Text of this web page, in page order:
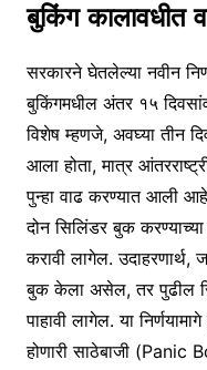
बुकिंग कालावधीत
सरकारने घेतलेल्या नवीन
बुकिंगमधील अंतर १५
विशेष म्हणजे, अवघ्या तीन
आला होता, मात्र
पुन्हा वाढ करण्यात आली
दोन सिलिंडर बुक करण्याच्या
करावी लागेल. उदाहरणार्थ,
बुक केला असेल, तर पुढील
पाहावी लागेल. या
होणारी साठेबाजी (Panic